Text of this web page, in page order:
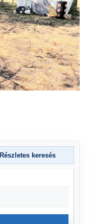
Részletes keresés